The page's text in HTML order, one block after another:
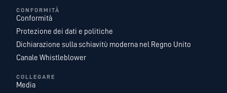
CONFORMITÀ
Conformità
Protezione dei dati e politiche
Dichiarazione sulla schiavitù moderna nel Regno Unito
Canale Whistleblower
COLLEGARE
Media